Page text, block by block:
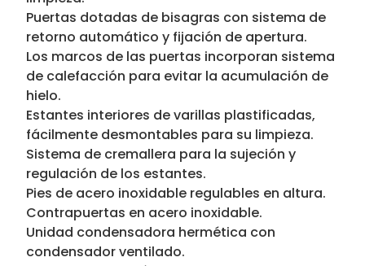
Puertas dotadas de bisagras con sistema de
retorno automático y fijación de apertura.
Los marcos de las puertas incorporan sistema
de calefacción para evitar la acumulación de
hielo.
Estantes interiores de varillas plastificadas,
fácilmente desmontables para su limpieza.
Sistema de cremallera para la sujeción y
regulación de los estantes.
Pies de acero inoxidable regulables en altura.
Contrapuertas en acero inoxidable.
Unidad condensadora hermética con
condensador ventilado.